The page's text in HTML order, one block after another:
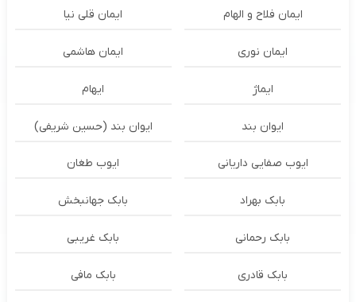
ایمان فلاح و الهام ایمان قلی نیا
ایمان نوری ایمان هاشمی
ایماژ ایهام
ایوان بند ایوان بند (حسین شریفی)
ایوب صفایی داریانی ایوب طغان
بابک بهراد بابک جهانبخش
بابک رحمانی بابک غریبی
بابک قادری بابک مافی